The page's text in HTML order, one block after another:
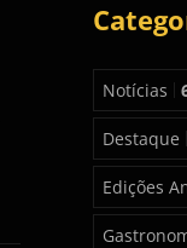
Notícias
Destaque
Edições